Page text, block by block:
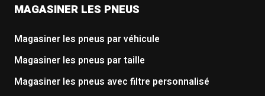
MAGASINER LES PNEUS
Magasiner les pneus par véhicule
Magasiner les pneus par taille
Magasiner les pneus avec filtre personnalisé